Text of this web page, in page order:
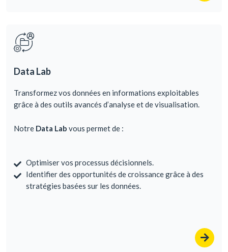
Data Lab
Transformez vos données en informations exploitables
grâce à des outils avancés d’analyse et de visualisation.
Notre Data Lab vous permet de :
Optimiser vos processus décisionnels.
Identifier des opportunités de croissance grâce à des
stratégies basées sur les données.